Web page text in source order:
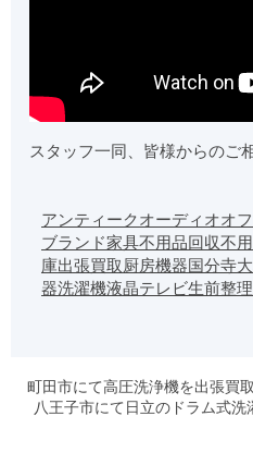
スタッフ一同、皆様からのご
アンティークオーディオオ
ブランド家具不用品回収不
庫出張買取 厨房機器国分寺
器洗濯機液晶テレビ生前整理
町田市にて高圧洗浄機を出張買
八王子市にて日立のドラム式洗